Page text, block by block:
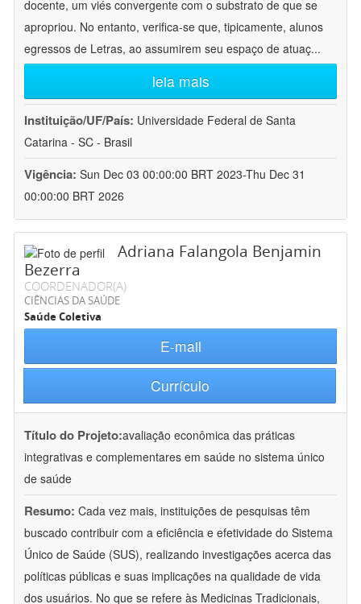
docente, um viés convergente com o substrato de que se
apropriou. No entanto, verifica-se que, tipicamente, alunos
egressos de Letras, ao assumirem seu espaço de atuaç...
leia mais
Instituição/UF/País: Universidade Federal de Santa
Catarina - SC - Brasil
Vigência: Sun Dec 03 00:00:00 BRT 2023-Thu Dec 31
00:00:00 BRT 2026
Adriana Falangola Benjamin
Bezerra
COORDENADOR(A)
CIÊNCIAS DA SAÚDE
Saúde Coletiva
E-mail
Currículo
Título do Projeto:avaliação econômica das práticas
integrativas e complementares em saúde no sistema único
de saúde
Resumo: Cada vez mais, instituições de pesquisas têm
buscado contribuir com a eficiência e efetividade do Sistema
Único de Saúde (SUS), realizando investigações acerca das
políticas públicas e suas implicações na qualidade de vida
dos usuários. No que se refere às Medicinas Tradicionais,